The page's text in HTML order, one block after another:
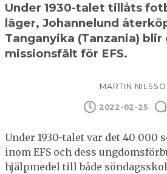
Under 1930-talet tillåts
läger, Johannelund
Tanganyika (Tanzania)
missions­fält för EFS.
MARTIN
2022-02-25
Under 1930-talet var det 40 000
inom EFS och dess
hjälpmedel till både